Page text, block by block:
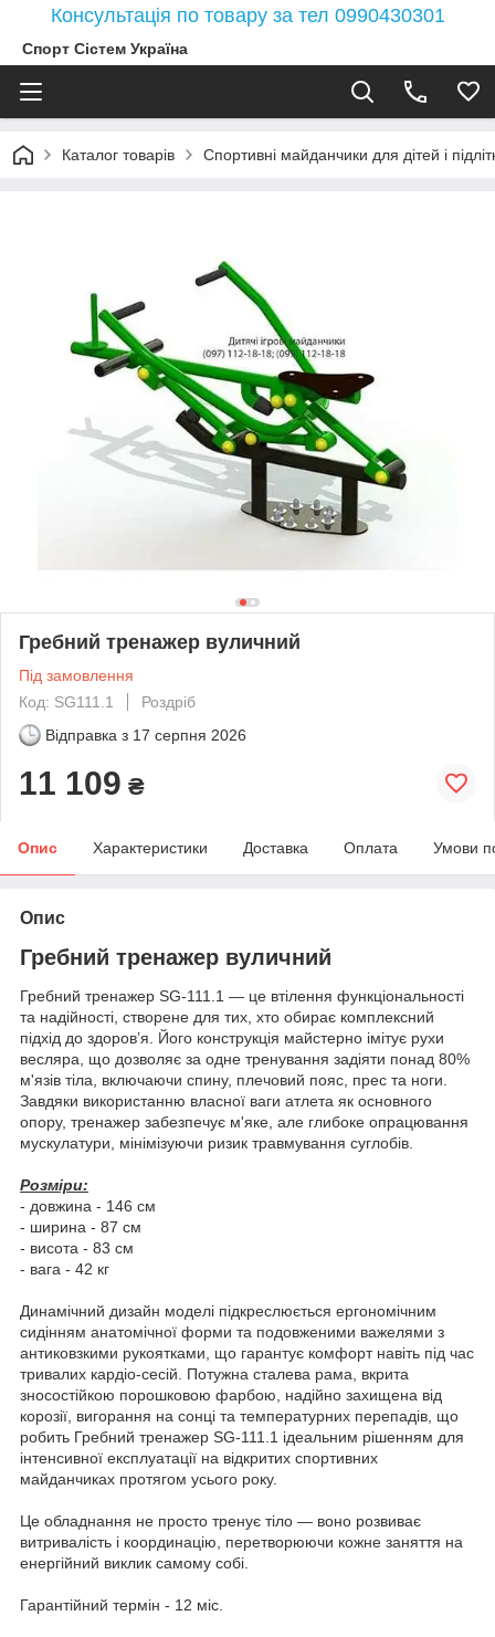
Консультація по товару за тел 0990430301
Спорт Сістем Україна
Каталог товарів Спортивні майданчики для дітей і
Гребний тренажер вуличний
Під замовлення
Код: SG111.1
Роздріб
Відправка з 17 серпня 2026
11 109 ₴
Опис Характеристики Доставка Оплата Умови
Опис
Гребний тренажер вуличний
Гребний тренажер SG-111.1 — це втілення функціональності
та надійності, створене для тих, хто обирає комплексний
підхід до здоров’я. Його конструкція майстерно імітує рухи
весляра, що дозволяє за одне тренування задіяти понад 80%
м'язів тіла, включаючи спину, плечовий пояс, прес та ноги.
Завдяки використанню власної ваги атлета як основного
опору, тренажер забезпечує м'яке, але глибоке опрацювання
мускулатури, мінімізуючи ризик травмування суглобів.
Розміри:
- довжина - 146 см
- ширина - 87 см
- висота - 83 см
- вага - 42 кг
Динамічний дизайн моделі підкреслюється ергономічним
сидінням анатомічної форми та подовженими важелями з
антиковзкими рукоятками, що гарантує комфорт навіть під час
тривалих кардіо-сесій. Потужна сталева рама, вкрита
зносостійкою порошковою фарбою, надійно захищена від
корозії, вигорання на сонці та температурних перепадів, що
робить Гребний тренажер SG-111.1 ідеальним рішенням для
інтенсивної експлуатації на відкритих спортивних
майданчиках протягом усього року.
Це обладнання не просто тренує тіло — воно розвиває
витривалість і координацію, перетворюючи кожне заняття на
енергійний виклик самому собі.
Гарантійний термін - 12 міс.